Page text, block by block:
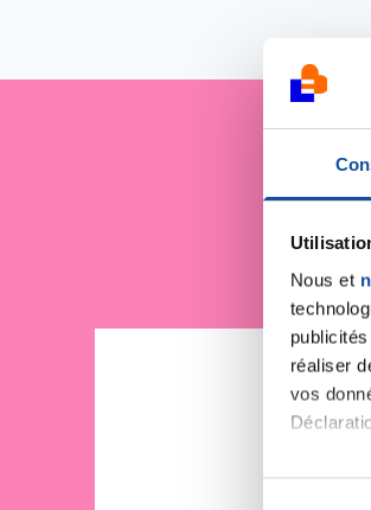
Nous et
réaliser
vos
Si vous